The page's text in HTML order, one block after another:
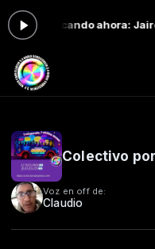
08:00 - Tocando ahora:
Colectivo
Voz en off de:
Claudio